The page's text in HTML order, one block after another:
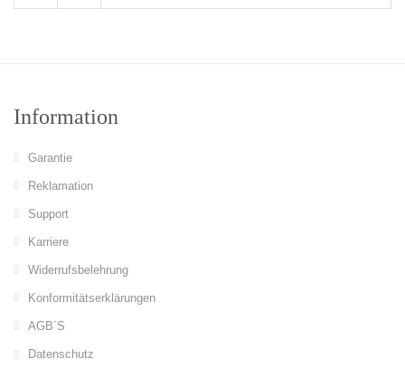
Information
Garantie
Reklamation
Support
Karriere
Widerrufsbelehrung
Konformitätserklärungen
AGB´S
Datenschutz